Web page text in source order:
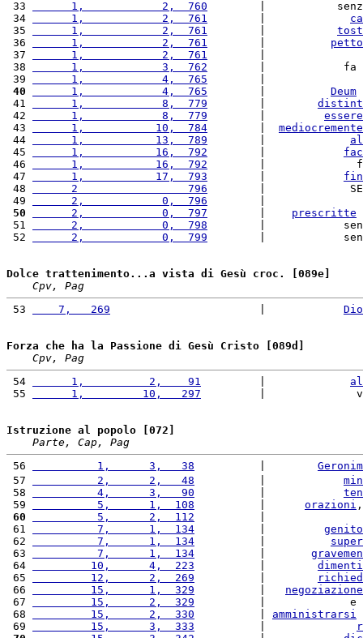
33
      1,            2,  760
|
34
      1,            2,  761
35
      1,            2,  761
36
      1,            2,  761
petto
37
      1,            2,  761
38
      1,            3,  762
|
39
      1,            4,  765
40
      1,            4,  765
Deum
41
      1,            8,  779
42
      1,            8,  779
essere
43
      1,           10,  784
mediocremente
44
      1,           13,  789
45
      1,           16,  792
46
      1,           16,  792
|
47
      1,           17,  793
fin
48
      2                 796
|
49
      2,            0,  796
50
      2,            0,  797
prescritte
51
      2,            0,  798
|
52
      2,            0,  799
|
Dolce trattenimento...a vista di Gesù croc. [089e]
Cpv, Pag
53
    7,   269
Dio
Forza che ha la Passione di Gesù Cristo [089d]
Cpv, Pag
54
      1,          2,    91
55
      1,         10,   297
|
Istruzione al popolo [072]
Parte, Cap, Pag
56
          1,      3,   38
57
          2,      2,   48
58
          4,      3,   90
59
          5,      1,  108
orazioni
60
          5,      2,  112
61
          7,      1,  134
62
          7,      1,  134
63
          7,      1,  134
64
         10,      4,  223
65
         12,      2,  269
66
         15,      1,  329
negoziazione
67
         15,      2,  329
|
68
         15,      2,  330
amministrarsi
69
         15,      3,  333